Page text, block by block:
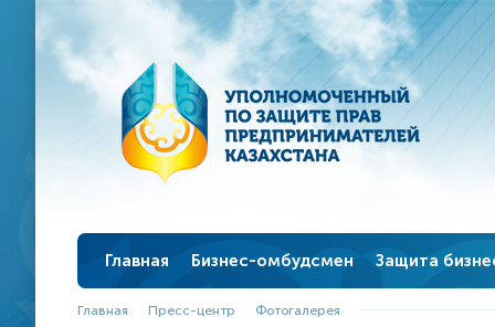
Главная Бизнес-омбудсмен Защита
Главная Пресс-центр Фотогалерея